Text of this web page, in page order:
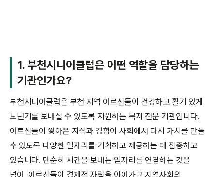
1. 부천시니어클럽은 어떤 역할을 담당하는
기관인가요?
부천시니어클럽은 부천 지역 어르신들이 건강하고 활기 있게
노년기를 보내실 수 있도록 지원하는 복지 전문 기관입니다.
어르신들이 쌓아온 지식과 경험이 사회에서 다시 가치를 만들
수 있도록 다양한 일자리를 기획하고 제공하는 데 집중하고
있습니다. 단순히 시간을 보내는 일자리를 연결하는 것을
넘어, 어르신들이 경제적 자립을 이어가고 지역사회의